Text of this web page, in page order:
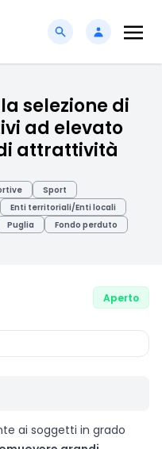
selezione di
ad elevato
attrattività
Sport
Enti territoriali/Enti locali
Puglia Fondo perduto
Aperto
ai soggetti in grado